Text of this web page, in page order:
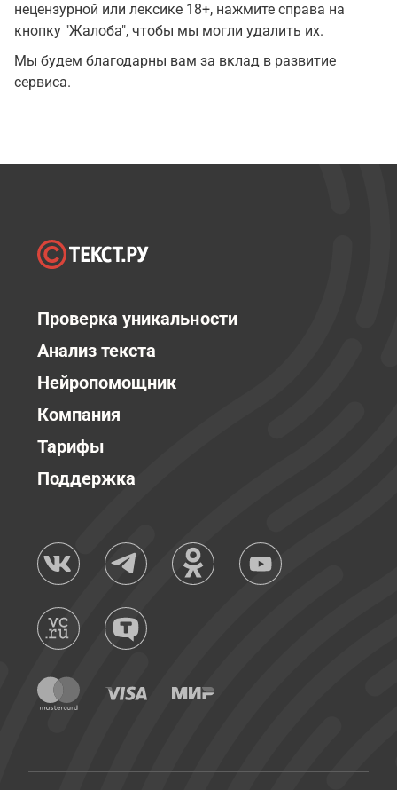
нецензурной или лексике 18+, нажмите справа на
кнопку "Жалоба", чтобы мы могли удалить их.
Мы будем благодарны вам за вклад в развитие
сервиса.
Проверка уникальности
Анализ текста
Нейропомощник
Компания
Тарифы
Поддержка